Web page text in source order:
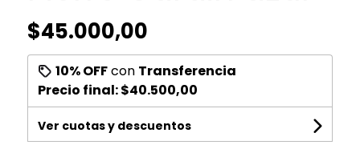
$45.000,00
10% OFFcon Transferencia
Precio final:$40.500,00
Ver cuotas y descuentos